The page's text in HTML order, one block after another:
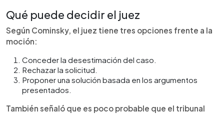
Qué puede decidir el juez
Según Cominsky, el juez tiene tres opciones frente a la
moción:
Conceder la desestimación del caso.
Rechazar la solicitud.
Proponer una solución basada en los argumentos
presentados.
También señaló que es poco probable que el tribunal